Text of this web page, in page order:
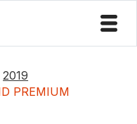
2019
PREMIUM